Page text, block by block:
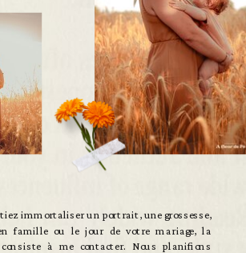
immortaliser un portrait, une grossesse,
famille ou le jour de votre mariage, la
à me contacter. Nous planifions